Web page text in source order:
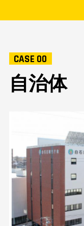
お客
会社
プ
CASE 00
自治体